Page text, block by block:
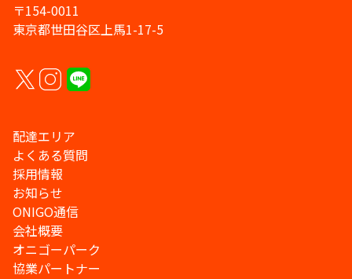
〒154-0011
東京都世田谷区上馬1-17-5
配達エリア
よくある質問
採用情報
お知らせ
ONIGO通信
会社概要
オニゴーパーク
協業パートナー